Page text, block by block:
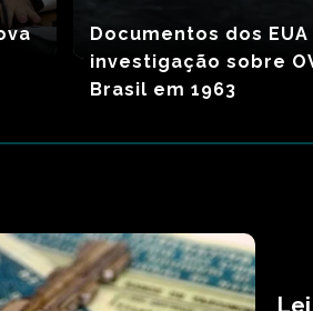
Documentos dos
investigação sobre
Brasil em 1963